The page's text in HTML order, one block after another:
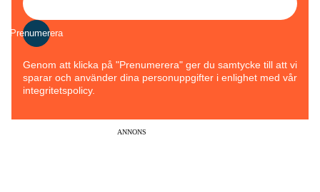
Prenumerera
Genom att klicka på "Prenumerera" ger du samtycke till att vi
sparar och använder dina personuppgifter i enlighet med vår
integritetspolicy.
ANNONS